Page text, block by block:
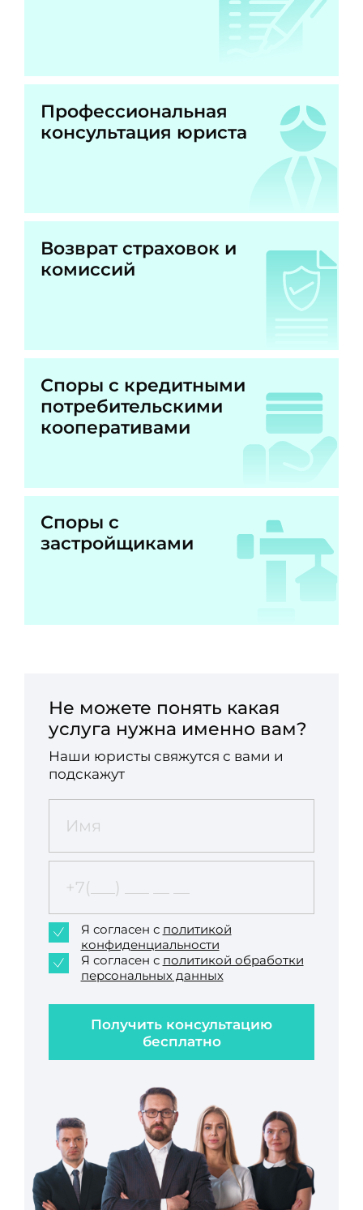
Профессиональная
консультация юриста
Возврат страховок и
комиссий
Споры с кредитными
потребительскими
кооперативами
Споры с
застройщиками
Не можете понять какая
услуга нужна именно вам?
Наши юристы свяжутся с вами и
подскажут
Получить консультацию
бесплатно
Я согласен с политикой
конфиденциальности
Я согласен с политикой обработки
персональных данных